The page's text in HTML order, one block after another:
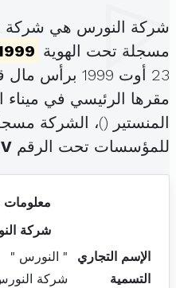
شركة النورس هي شركة
مسجلة تحت الهوية
23 أوت 1999 برأس مال قدره
المنستير ()، الشركة
للمؤسسات تحت الرقم
شركة
الإسم التجاري
" النورس "
التسمية
شركة